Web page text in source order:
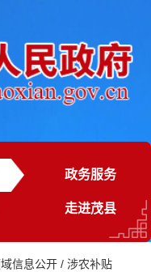
政务服务
走进茂县
信息公开 /涉农补贴